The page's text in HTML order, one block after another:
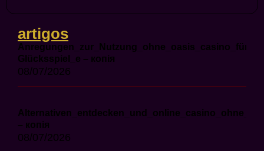
artigos
Glücksspiel_e – копія
08/07/2026
– копія
08/07/2026